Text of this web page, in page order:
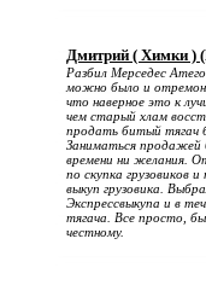
Дмитрий ( Химки )
Разбил Мерседес
можно было и
что наверное это к
чем старый хлам
продать битый тягач
Заниматься продажей
времени ни желания.
по скупка грузовиков
выкуп грузовика.
Экспрессвыкупа и в
тягача. Все просто,
честному.